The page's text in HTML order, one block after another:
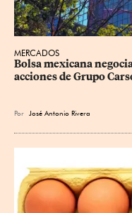
MERCADOS
Bolsa mexicana
acciones de Grupo
Por José Antonio Rivera